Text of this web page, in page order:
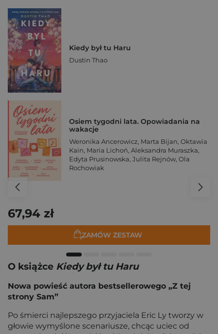
Kiedy był tu Haru
Dustin Thao
Osiem tygodni lata. Opowiadania na
wakacje
Weronika Ancerowicz, Marta Bijan, Oktawia
Kain, Maria Lichoń, Aleksandra Muraszka,
Edyta Prusinowska, Julita Rejnów, Ola
Rochowiak
67,94 zł
ZAMÓW ZESTAW
O książce Kiedy był tu Haru
Nowa powieść autora bestsellerowego „Z tej
strony Sam”
Po śmierci najlepszego przyjaciela Eric Ly tworzy w
głowie wymyślone scenariusze, chcąc uciec od